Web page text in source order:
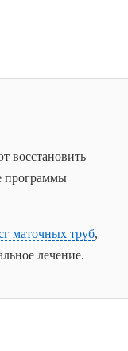
восстановить
программы
маточных труб,
лечение.